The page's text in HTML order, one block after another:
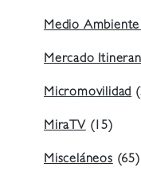
Medio
Mercado
Micromovilidad
MiraTV (15)
Misceláneos (65)